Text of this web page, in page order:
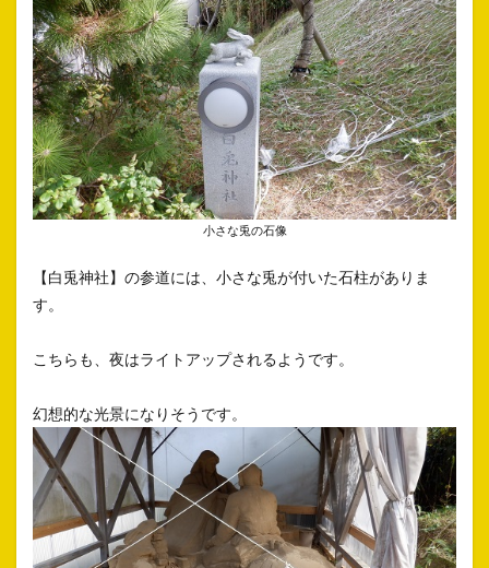
小さな兎の石像
【白兎神社】の参道には、小さな兎が付いた石柱がありま
す。
こちらも、夜はライトアップされるようです。
幻想的な光景になりそうです。